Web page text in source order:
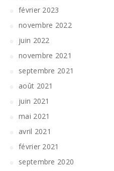
février 2023
novembre 2022
juin 2022
novembre 2021
septembre 2021
août 2021
juin 2021
mai 2021
avril 2021
février 2021
septembre 2020